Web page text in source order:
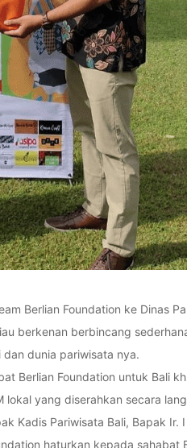
Berlian Foundation ke Dinas
berkenan berbincang
dunia pariwisata nya.
Berlian Foundation untuk Bali
lokal yang diserahkan secara
Kadis Pariwisata Bali, Bapak Ir.
haturkan kepada sahabat